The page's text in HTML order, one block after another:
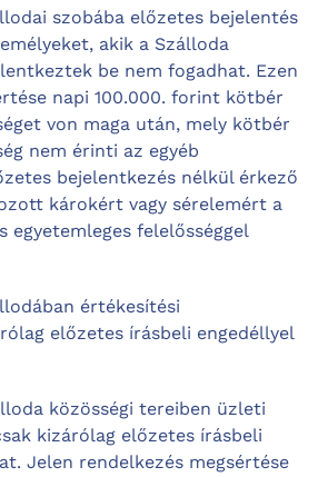
szobába előzetes bejelentés
akik a Szálloda
be nem fogadhat. Ezen
napi 100.000. forint kötbér
von maga után, mely kötbér
nem érinti az egyéb
bejelentkezés nélkül érkező
károkért vagy sérelemért a
egyetemleges felelősséggel
értékesítési
előzetes írásbeli engedéllyel
közösségi tereiben üzleti
kizárólag előzetes írásbeli
Jelen rendelkezés megsértése